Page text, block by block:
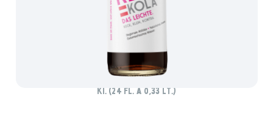
KECK KOLA – DAS LEICHTE
Ki. (24 Fl. à 0,33 lt.)